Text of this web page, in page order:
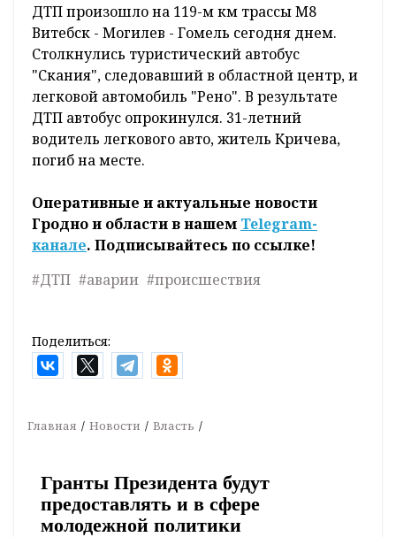
ДТП произошло на 119-м км трассы М8
Витебск - Могилев - Гомель сегодня днем.
Столкнулись туристический автобус
"Скания", следовавший в областной центр, и
легковой автомобиль "Рено". В результате
ДТП автобус опрокинулся. 31-летний
водитель легкового авто, житель Кричева,
погиб на месте.
Оперативные и актуальные новости
Гродно и области в нашем Telegram-
канале. Подписывайтесь по ссылке!
#ДТП #аварии #происшествия
Поделиться:
Главная Новости Власть
Гранты Президента будут
предоставлять и в сфере
молодежной политики